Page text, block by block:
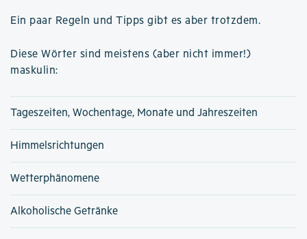
Ein paar Regeln und Tipps gibt es aber trotzdem.
Diese Wörter sind meistens (aber nicht immer!)
maskulin:
Tageszeiten, Wochentage, Monate und Jahreszeiten
Himmelsrichtungen
Wetterphänomene
Alkoholische Getränke